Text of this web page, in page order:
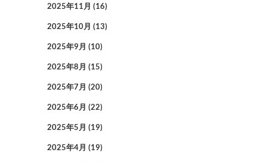
2025年11月 (16)
2025年10月 (13)
2025年9月 (10)
2025年8月 (15)
2025年7月 (20)
2025年6月 (22)
2025年5月 (19)
2025年4月 (19)